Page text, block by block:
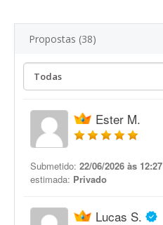
Propostas (38)
Ester M.
Submetido: 22/06/2026 às 12:27
estimada: Privado
Lucas S.